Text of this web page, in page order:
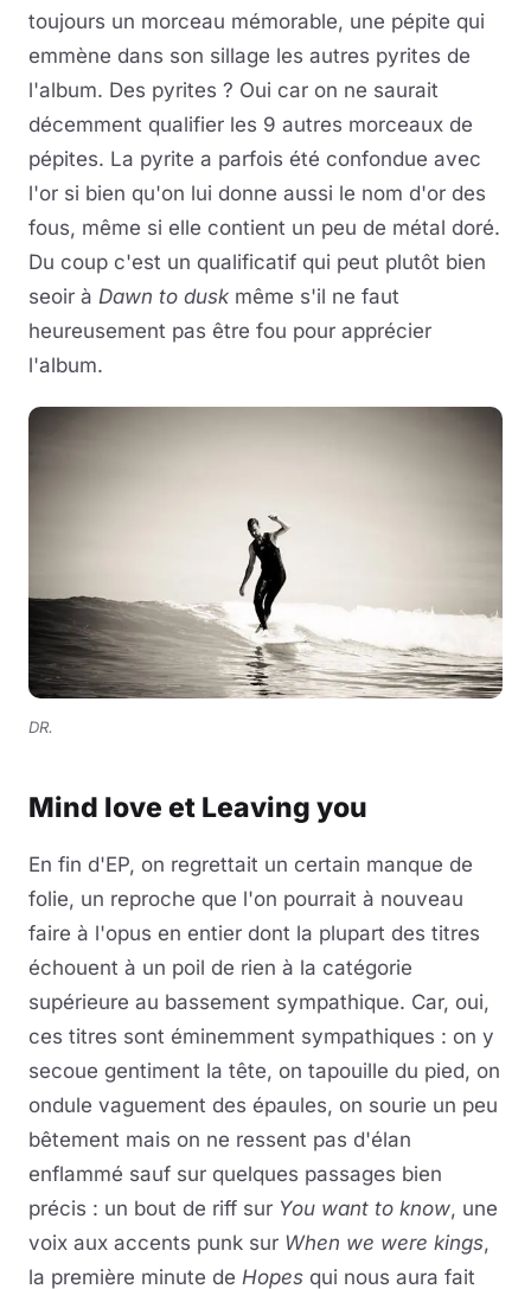
toujours un morceau mémorable, une pépite qui
emmène dans son sillage les autres pyrites de
l'album. Des pyrites ? Oui car on ne saurait
décemment qualifier les 9 autres morceaux de
pépites. La pyrite a parfois été confondue avec
l'or si bien qu'on lui donne aussi le nom d'or des
fous, même si elle contient un peu de métal doré.
Du coup c'est un qualificatif qui peut plutôt bien
seoir à Dawn to dusk même s'il ne faut
heureusement pas être fou pour apprécier
l'album.
DR.
Mind love et Leaving you
En fin d'EP, on regrettait un certain manque de
folie, un reproche que l'on pourrait à nouveau
faire à l'opus en entier dont la plupart des titres
échouent à un poil de rien à la catégorie
supérieure au bassement sympathique. Car, oui,
ces titres sont éminemment sympathiques : on y
secoue gentiment la tête, on tapouille du pied, on
ondule vaguement des épaules, on sourie un peu
bêtement mais on ne ressent pas d'élan
enflammé sauf sur quelques passages bien
précis : un bout de riff sur You want to know, une
voix aux accents punk sur When we were kings,
la première minute de Hopes qui nous aura fait